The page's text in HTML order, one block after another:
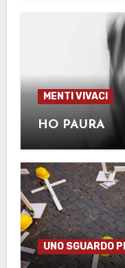
MENTI VIVACI
HO PAURA
UNO SGUARDO